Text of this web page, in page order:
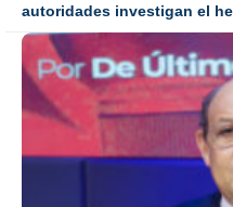
autoridades investigan el